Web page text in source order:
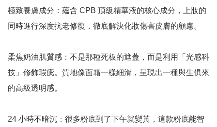
極致養膚成分：蘊含 CPB 頂級精華液的核心成分，上妝的
同時進行深度抗老修復，徹底解決化妝傷害皮膚的顧慮。
柔焦奶油肌質感：不是那種死板的遮蓋，而是利用「光感科
技」修飾瑕疵。質地像面霜一樣細滑，呈現出一種與生俱來
的高級透明感。
24 小時不暗沉：很多粉底到了下午就變黃，這款粉底能智